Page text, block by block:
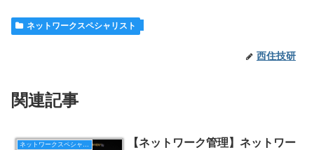
ネットワークスペシャリスト
西住技研
関連記事
ネットワークスペシャリスト
【ネットワーク管理】ネットワー